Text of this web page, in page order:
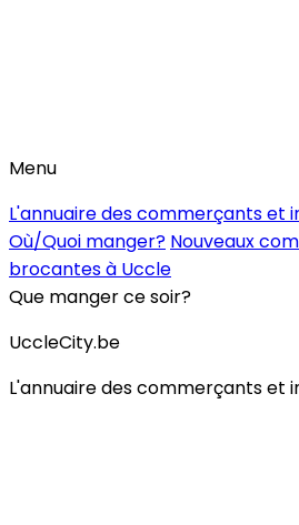
Menu
L'annuaire des commerçants et
Où/Quoi manger? Nouveaux
brocantes à Uccle
Que manger ce soir?
UccleCity.be
L'annuaire des commerçants et